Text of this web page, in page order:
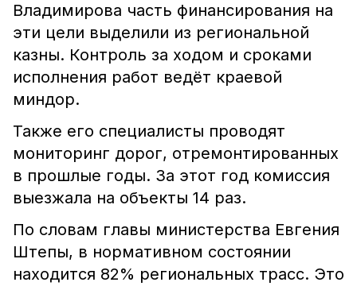
Владимирова часть финансирования на
эти цели выделили из региональной
казны. Контроль за ходом и сроками
исполнения работ ведёт краевой
миндор.
Также его специалисты проводят
мониторинг дорог, отремонтированных
в прошлые годы. За этот год комиссия
выезжала на объекты 14 раз.
По словам главы министерства Евгения
Штепы, в нормативном состоянии
находится 82% региональных трасс. Это